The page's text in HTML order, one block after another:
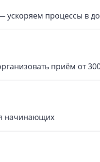
ускоряем процессы в
приём от
начинающих